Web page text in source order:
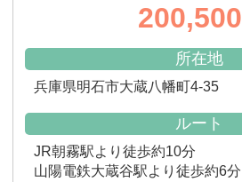
200,500
所在地
兵庫県明石市大蔵八幡町4-35
ルート
JR朝霧駅より徒歩約10分
山陽電鉄大蔵谷駅より徒歩約6分